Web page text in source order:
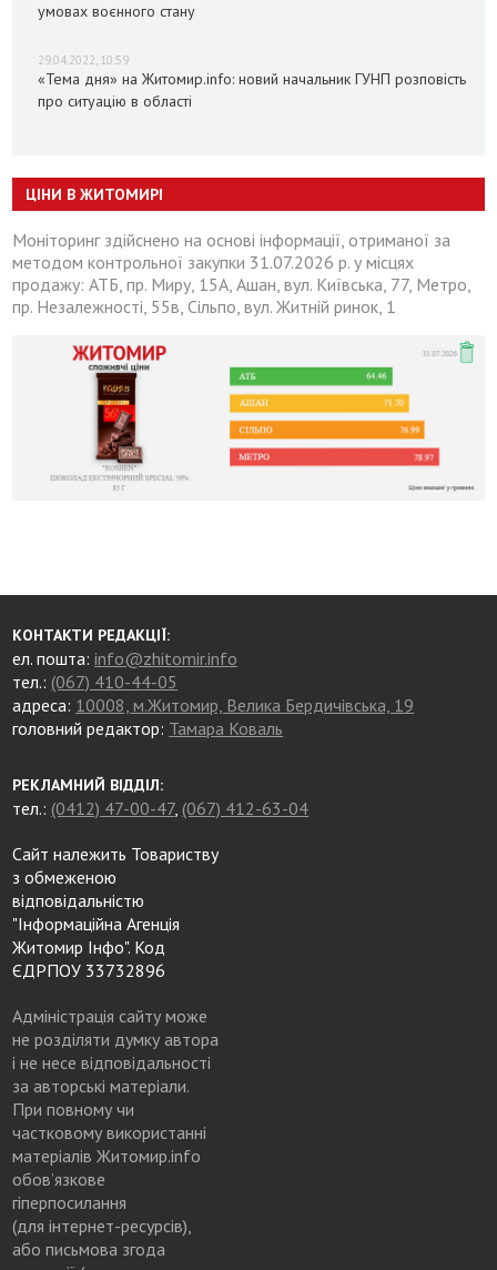
умовах воєнного стану
29.04.2022, 10:59
«Тема дня» на Житомир.info: новий начальник ГУНП розповість
про ситуацію в області
ЦІНИ В ЖИТОМИРІ
Моніторинг здійснено на основі інформації, отриманої за
методом контрольної закупки 31.07.2026 р. у місцях
продажу: АТБ, пр. Миру, 15А, Ашан, вул. Київська, 77, Метро,
пр. Незалежності, 55в, Сільпо, вул. Житній ринок, 1
КОНТАКТИ РЕДАКЦІЇ:
ел. пошта:info@zhitomir.info
тел.: (067) 410-44-05
адреса: 10008, м.Житомир, Велика Бердичівська, 19
головний редактор: Тамара Коваль
РЕКЛАМНИЙ ВІДДІЛ:
тел.: (0412) 47-00-47, (067) 412-63-04
Сайт належить Товариству
з обмеженою
відповідальністю
"Інформаційна Агенція
Житомир Інфо". Код
ЄДРПОУ 33732896
Адміністрація сайту може
не розділяти думку автора
і не несе відповідальності
за авторські матеріали.
При повному чи
частковому використанні
матеріалів Житомир.info
обов’язкове
гіперпосилання
(для інтернет-ресурсів),
або письмова згода